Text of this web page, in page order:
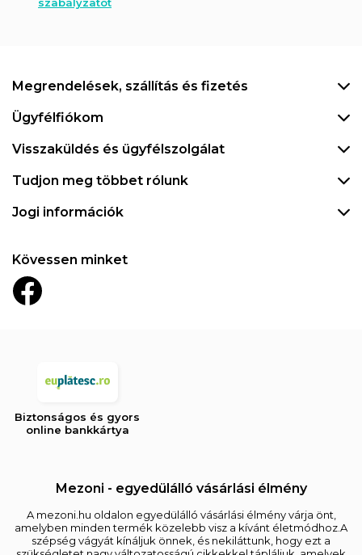
szabályzatot
Megrendelések, szállítás és fizetés
Ügyfélfiókom
Visszaküldés és ügyfélszolgálat
Tudjon meg többet rólunk
Jogi információk
Kövessen minket
Biztonságos és gyors
online bankkártya
Mezoni - egyedülálló vásárlási élmény
A mezoni.hu oldalon egyedülálló vásárlási élmény várja önt,
amelyben minden termék közelebb visz a kívánt életmódhoz.A
szépség vágyát kínáljuk önnek, és nekiláttunk, hogy ezt a